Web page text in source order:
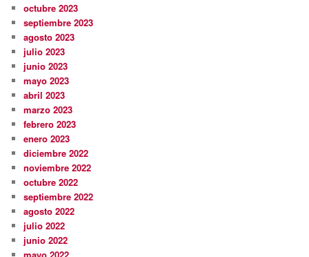
octubre 2023
septiembre 2023
agosto 2023
julio 2023
junio 2023
mayo 2023
abril 2023
marzo 2023
febrero 2023
enero 2023
diciembre 2022
noviembre 2022
octubre 2022
septiembre 2022
agosto 2022
julio 2022
junio 2022